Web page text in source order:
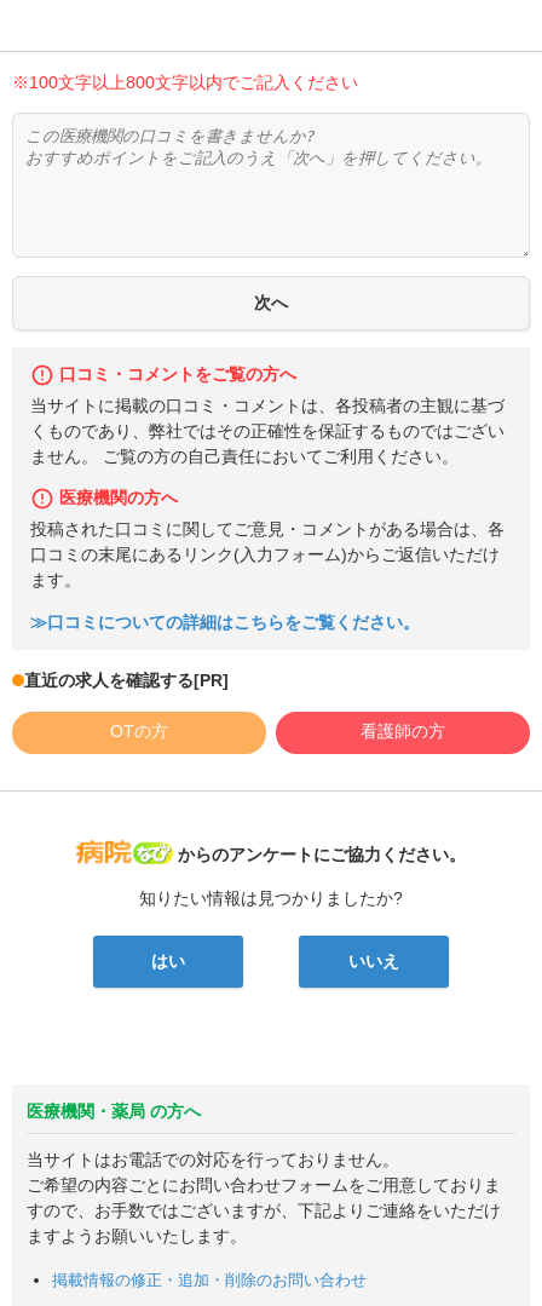
※100文字以上800文字以内でご記入ください
口コミ・コメントをご覧の方へ
当サイトに掲載の口コミ・コメントは、各投稿者の主観に基づ
くものであり、弊社ではその正確性を保証するものではござい
ません。 ご覧の方の自己責任においてご利用ください。
医療機関の方へ
投稿された口コミに関してご意見・コメントがある場合は、各
口コミの末尾にあるリンク(入力フォーム)からご返信いただけ
ます。
≫口コミについての詳細はこちらをご覧ください。
直近の求人を確認する[PR]
OTの方 看護師の方
病院なび
からのアンケートにご協力ください。
知りたい情報は見つかりましたか?
はい いいえ
医療機関・薬局 の方へ
当サイトはお電話での対応を行っておりません。
ご希望の内容ごとにお問い合わせフォームをご用意しておりま
すので、お手数ではございますが、下記よりご連絡をいただけ
ますようお願いいたします。
掲載情報の修正・追加・削除のお問い合わせ